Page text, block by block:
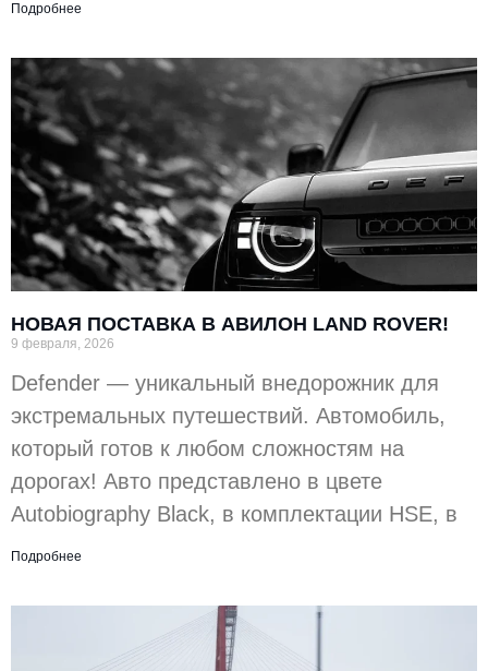
Подробнее
НОВАЯ ПОСТАВКА В АВИЛОН LAND ROVER!
9 февраля, 2026
Defender — уникальный внедорожник для
экстремальных путешествий. Автомобиль,
который готов к любом сложностям на
дорогах! Авто представлено в цвете
Autobiography Black, в комплектации HSE, в
Подробнее